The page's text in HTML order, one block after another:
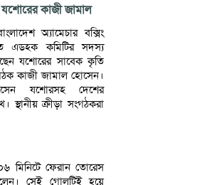
কাজী জামাল
অ্যামেচার বক্সিং
এডহক কমিটির সদস্য
যশোরের সাবেক কৃতি
কাজী জামাল হোসেন।
যশোরসহ দেশের
স্থানীয় ক্রীড়া সংগঠকরা
মিনিটে ফেরান তোরেস
সেই গোলটিই হয়ে